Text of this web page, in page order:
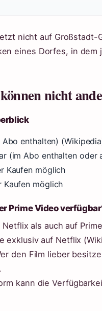
nicht auf
eines Dorfes, in
nicht
enthalten)
(im Abo enthalten oder
Kaufen möglich
Kaufen möglich
Prime Video
als auch auf
exklusiv auf Netflix
den Film lieber
kann die